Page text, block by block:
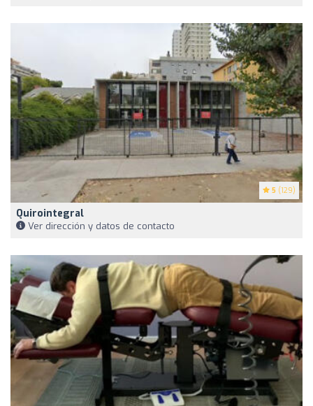
5 (129)
Quirointegral
Ver dirección y datos de contacto